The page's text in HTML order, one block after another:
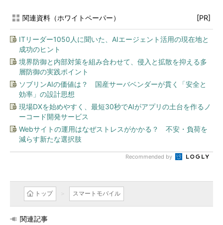
関連資料（ホワイトペーパー） [PR]
ITリーダー1050人に聞いた、AIエージェント活用の現在地と
成功のヒント
境界防御と内部対策を組み合わせて、侵入と拡散を抑える多
層防御の実践ポイント
ソブリンAIの価値は？ 国産サーバベンダーが貫く「安全と
効率」の設計思想
現場DXを始めやすく、最短30秒でAIがアプリの土台を作るノ
ーコード開発サービス
Webサイトの運用はなぜストレスがかかる？ 不安・負荷を
減らす新たな選択肢
Recommended by
トップ スマートモバイル
関連記事